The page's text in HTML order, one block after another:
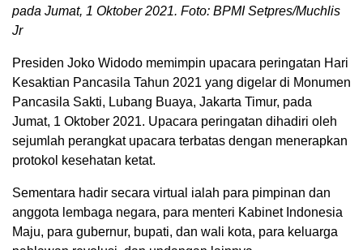
pada Jumat, 1 Oktober 2021. Foto: BPMI Setpres/Muchlis
Jr
Presiden Joko Widodo memimpin upacara peringatan Hari
Kesaktian Pancasila Tahun 2021 yang digelar di Monumen
Pancasila Sakti, Lubang Buaya, Jakarta Timur, pada
Jumat, 1 Oktober 2021. Upacara peringatan dihadiri oleh
sejumlah perangkat upacara terbatas dengan menerapkan
protokol kesehatan ketat.
Sementara hadir secara virtual ialah para pimpinan dan
anggota lembaga negara, para menteri Kabinet Indonesia
Maju, para gubernur, bupati, dan wali kota, para keluarga